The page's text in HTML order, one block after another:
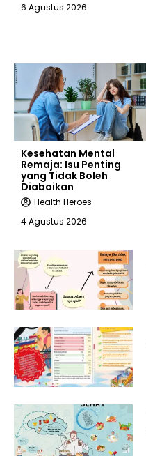
6 Agustus 2026
Kesehatan Mental
Remaja: Isu Penting
yang Tidak Boleh
Diabaikan
Health Heroes
4 Agustus 2026